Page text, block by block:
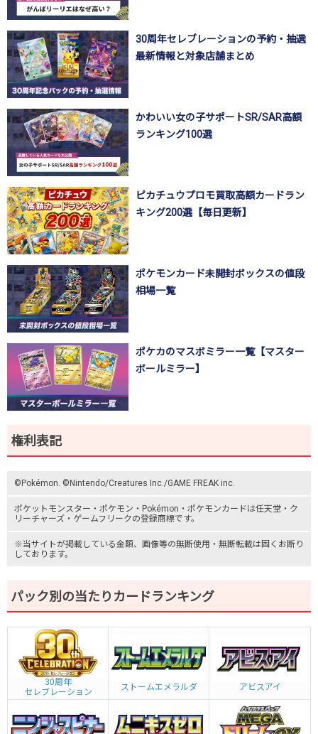
30周年セレブレーションの予約・抽選
最新情報と対象店舗まとめ
かわいい女の子サポートSR/SAR高額
ランキング100選
ピカチュウプロモ買取高額カードラン
キング200選【毎日更新】
ポケモンカード未開封ボックスの値段
相場一覧
ポケカのマスボミラー一覧【マスター
ボールミラー】
権利表記
©Pokémon. ©Nintendo/Creatures Inc./GAME FREAK inc.
ポケットモンスター ・ポケモン・Pokémon・ ポケモンカードは任天堂・ ク
リーチャーズ ・ ゲームフリークの登録商標です。
※当サイトが掲載している金額、画像等の無断使用・無断転載は固くお断り
しております。
パック別の当たりカードランキング
30周年
セレブレーション
ストームエメラルダ アビスアイ